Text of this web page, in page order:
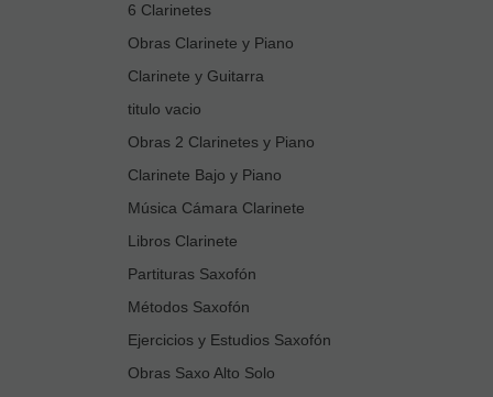
6 Clarinetes
Obras Clarinete y Piano
Clarinete y Guitarra
titulo vacio
Obras 2 Clarinetes y Piano
Clarinete Bajo y Piano
Música Cámara Clarinete
Libros Clarinete
Partituras Saxofón
Métodos Saxofón
Ejercicios y Estudios Saxofón
Obras Saxo Alto Solo